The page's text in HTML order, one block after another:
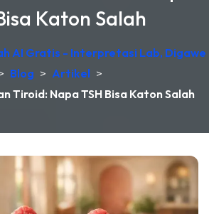
Katon Salah
AI Gratis - Interpretasi Lab, Digawe
Blog > Artikel >
Tiroid: Napa TSH Bisa Katon Salah